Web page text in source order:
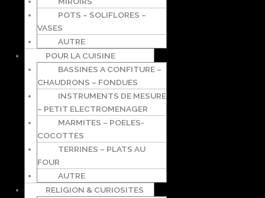
POTS – SOLIFLORES –
VASES
AUTRE
POUR LA CUISINE
BASSINES A CONFITURE –
CHAUDRONS – FONDUES
INSTRUMENTS DE MESURE
– PETIT ELECTROMENAGER
MARMITES – POELES-
COCOTTES
TERRINES – PLATS AU
FOUR
AUTRE
RELIGION & CURIOSITES